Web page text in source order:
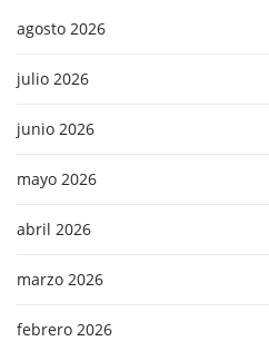
agosto 2026
julio 2026
junio 2026
mayo 2026
abril 2026
marzo 2026
febrero 2026